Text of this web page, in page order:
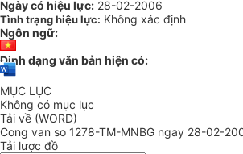
Ngày có hiệu lực: 28-02-2006
Tình trạng hiệu lực: Không xác định
Ngôn ngữ:
Định dạng văn bản hiện có:
MỤC LỤC
Không có mục lục
Tải về (WORD)
Cong van so 1278-TM-MNBG ngay 28-02-
Tải lược đồ